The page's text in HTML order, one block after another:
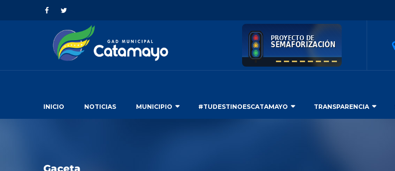
INICIO NOTICIAS MUNICIPIO #TUDESTINOESCATAMAYO TRANSPARENCIA
Gaceta